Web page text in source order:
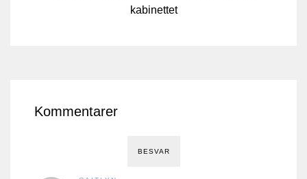
kabinettet
Kommentarer
BESVAR